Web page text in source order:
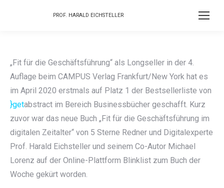
PROF. HARALD EICHSTELLER
„Fit für die Geschäftsführung“ als Longseller in der 4.
Auflage beim CAMPUS Verlag Frankfurt/New York hat es
im April 2020 erstmals auf Platz 1 der Bestsellerliste von
}getabstract im Bereich Businessbücher geschafft. Kurz
zuvor war das neue Buch „Fit für die Geschäftsführung im
digitalen Zeitalter“ von 5 Sterne Redner und Digitalexperte
Prof. Harald Eichsteller und seinem Co-Autor Michael
Lorenz auf der Online-Plattform Blinklist zum Buch der
Woche gekürt worden.